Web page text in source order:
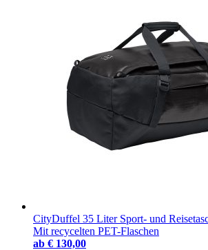
CityDuffel 35 Liter Sport- und
Mit recycelten PET-Flaschen
ab € 130,00